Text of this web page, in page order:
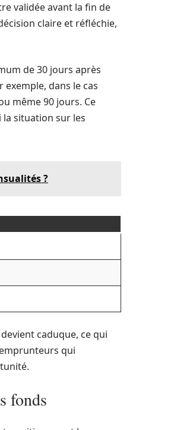
validée avant la fin de
claire et réfléchie,
de 30 jours après
dans le cas
même 90 jours. Ce
situation sur les
?
caduque, ce qui
qui
fonds